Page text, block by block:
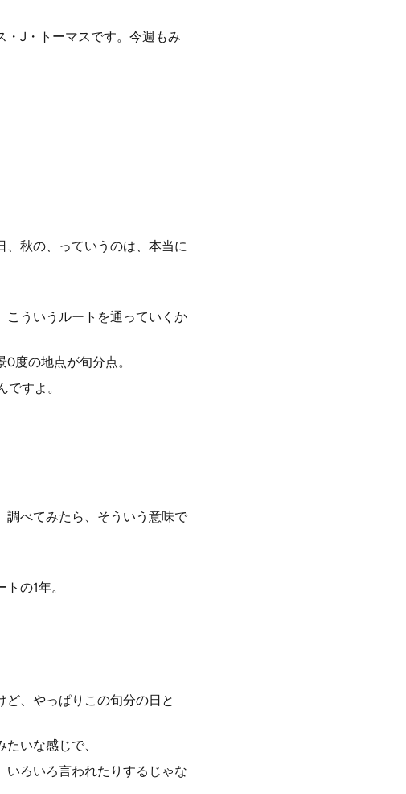
・J・トーマスです。今週もみ
、秋の、っていうのは、本当に
こういうルートを通っていくか
度の地点が旬分点。
すよ。
調べてみたら、そういう意味で
の1年。
、やっぱりこの旬分の日と
いな感じで、
ろいろ言われたりするじゃな